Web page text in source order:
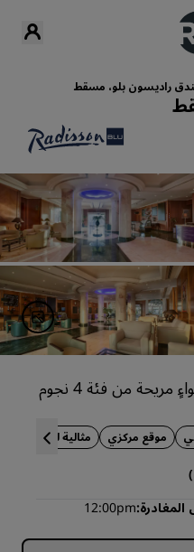
راديسون بلو، مسقط
من فئة 4 نجوم
موقع مركزي مثالية لرحلات
12:00pm